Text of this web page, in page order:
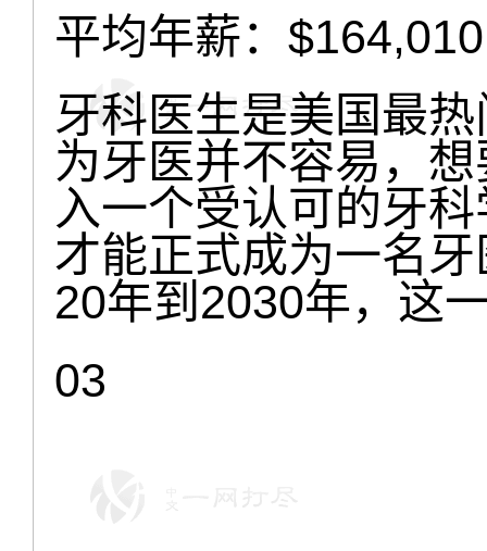
平均年薪：$164,010
牙科医生是美国最
为牙医并不容易，
入一个受认可的牙
才能正式成为一名
20年到2030年，这
03